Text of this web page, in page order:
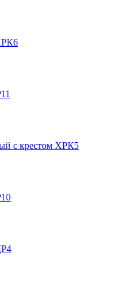
с крестом ХРК5